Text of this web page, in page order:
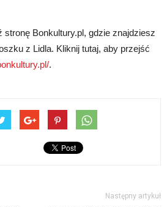
stronę Bonkultury.pl, gdzie znajdziesz
z Lidla. Kliknij tutaj, aby przejść
.
Następny artykuł